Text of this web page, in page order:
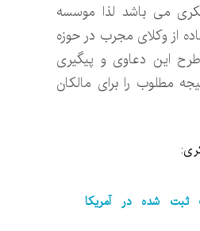
می باشد لذا موسسه
از وکلای مجرب در حوزه
این دعاوی و پیگیری
مطلوب را برای مالکان
ثبت شده در آمریکا